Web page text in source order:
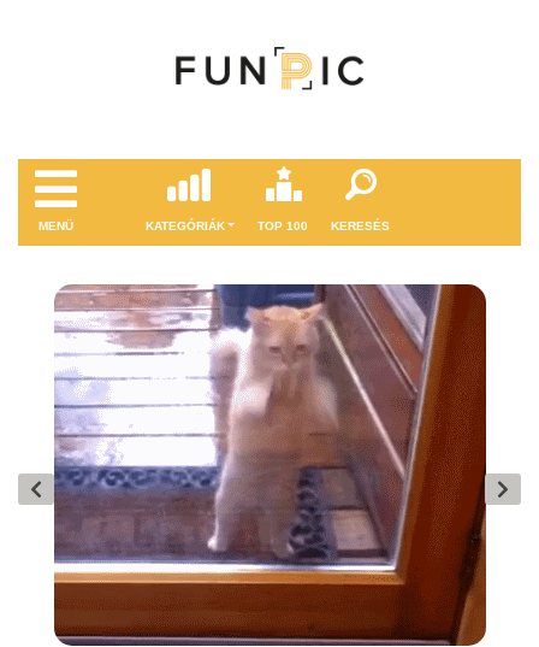
MENÜ KATEGÓRIÁK TOP 100 KERESÉS